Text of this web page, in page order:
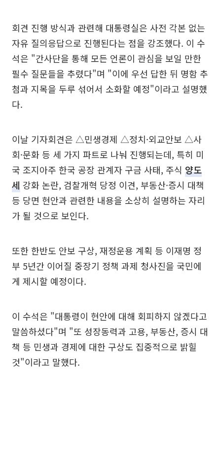
회견 진행 방식과 관련해 대통령실은 사전 각본 없는
자유 질의응답으로 진행된다는 점을 강조했다. 이 수
석은 "간사단을 통해 모든 언론이 관심을 보일 만한
필수 질문들을 추렸다"며 "이에 우선 답한 뒤 명함 추
첨과 지목을 두루 섞어서 소화할 예정"이라고 설명했
다.
이날 기자회견은 △민생경제 △정치·외교안보 △사
회·문화 등 세 가지 파트로 나눠 진행되는데, 특히 미
국 조지아주 한국 공장 관계자 구금 사태, 주식 양도
세 강화 논란, 검찰개혁 당정 이견, 부동산·증시 대책
등 당면 현안과 관련한 내용을 소상히 설명하는 자리
가 될 것으로 보인다.
또한 한반도 안보 구상, 재정운용 계획 등 이재명 정
부 5년간 이어질 중장기 정책 과제 청사진을 국민에
게 제시할 예정이다.
이 수석은 "대통령이 현안에 대해 회피하지 않겠다고
말씀하셨다"며 "또 성장동력과 고용, 부동산, 증시 대
책 등 민생과 경제에 대한 구상도 집중적으로 밝힐
것"이라고 말했다.